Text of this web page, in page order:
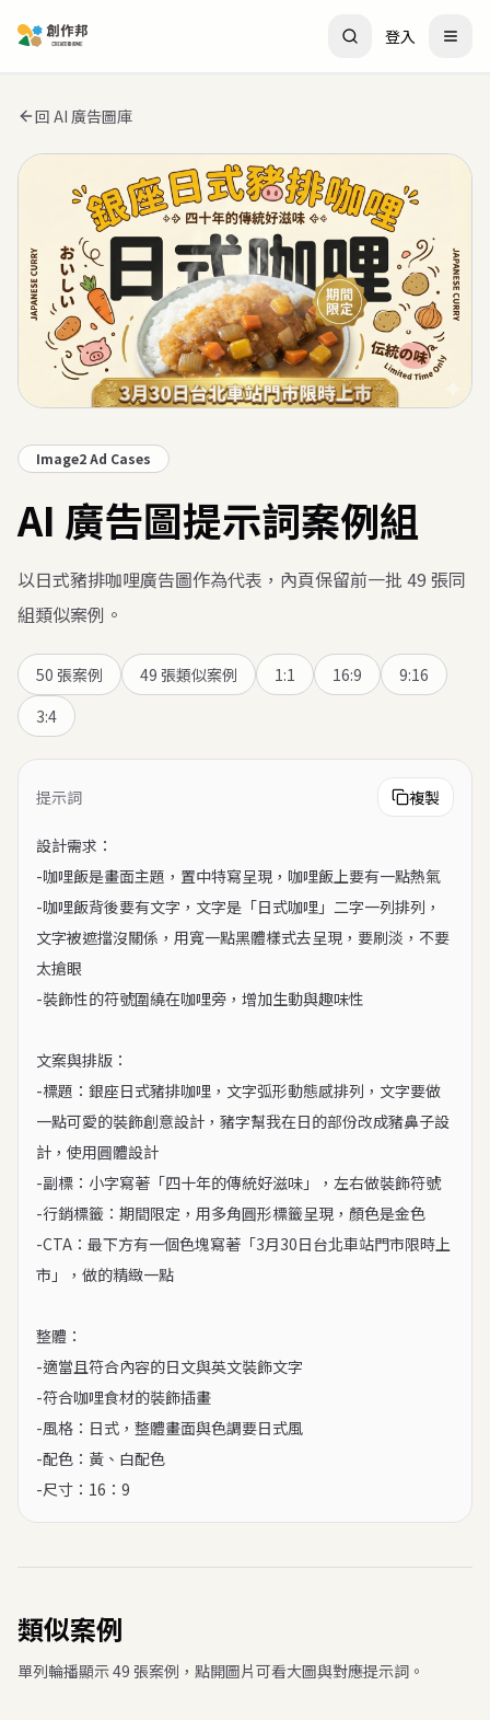
登入
回 AI 廣告圖庫
Image2 Ad Cases
AI 廣告圖提示詞案例組
以日式豬排咖哩廣告圖作為代表，內頁保留前一批 49 張同
組類似案例。
50 張案例 49 張類似案例 1:1 16:9
9:16
3:4
提示詞 複製
設計需求：
-咖哩飯是畫面主題，置中特寫呈現，咖哩飯上要有一點熱氣
-咖哩飯背後要有文字，文字是「日式咖哩」二字一列排列，
文字被遮擋沒關係，用寬一點黑體樣式去呈現，要刷淡，不要
太搶眼
-裝飾性的符號圍繞在咖哩旁，增加生動與趣味性
文案與排版：
-標題：銀座日式豬排咖哩，文字弧形動態感排列，文字要做
一點可愛的裝飾創意設計，豬字幫我在日的部份改成豬鼻子設
計，使用圓體設計
-副標：小字寫著「四十年的傳統好滋味」，左右做裝飾符號
-行銷標籤：期間限定，用多角圓形標籤呈現，顏色是金色
-CTA：最下方有一個色塊寫著「3月30日台北車站門市限時上
市」，做的精緻一點
整體：
-適當且符合內容的日文與英文裝飾文字
-符合咖哩食材的裝飾插畫
-風格：日式，整體畫面與色調要日式風
-配色：黃、白配色
-尺寸：16：9
類似案例
單列輪播顯示 49 張案例，點開圖片可看大圖與對應提示詞。